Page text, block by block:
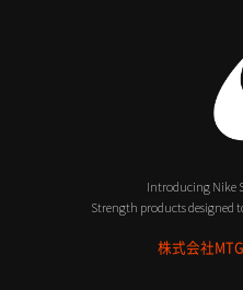
Introducing Nike
Strength products designed
株式会社